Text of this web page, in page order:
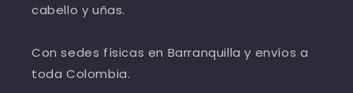
cabello y uñas.
Con sedes físicas en Barranquilla y envíos a
toda Colombia.